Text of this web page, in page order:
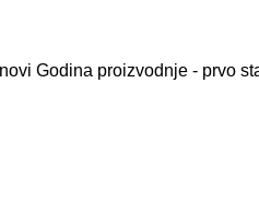
Godina proizvodnje - prvo